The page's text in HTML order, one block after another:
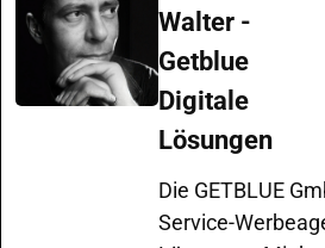
Walter -
Getblue
Digitale
Lösungen
Die GETBLUE
Service-